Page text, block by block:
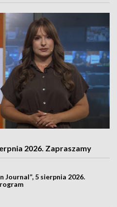
2026. Zapraszamy
Journal”, 5 sierpnia 2026.